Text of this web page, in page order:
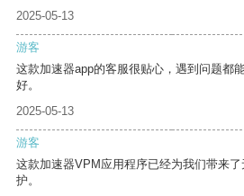
2025-05-13
游客
这款加速器app的客服很贴心，遇到问题都
好。
2025-05-13
游客
这款加速器VPM应用程序已经为我们带来
护。